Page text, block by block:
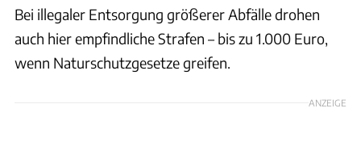
Bei illegaler Entsorgung größerer Abfälle drohen
auch hier empfindliche Strafen – bis zu 1.000 Euro,
wenn Naturschutzgesetze greifen.
ANZEIGE